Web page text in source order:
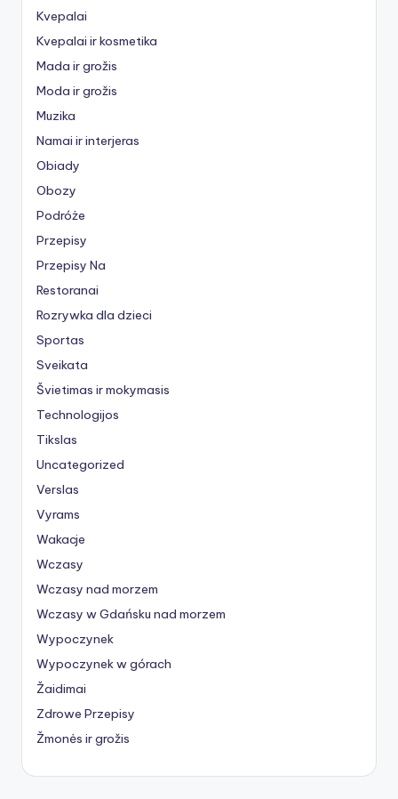
Kvepalai
Kvepalai ir kosmetika
Mada ir grožis
Moda ir grožis
Muzika
Namai ir interjeras
Obiady
Obozy
Podróże
Przepisy
Przepisy Na
Restoranai
Rozrywka dla dzieci
Sportas
Sveikata
Švietimas ir mokymasis
Technologijos
Tikslas
Uncategorized
Verslas
Vyrams
Wakacje
Wczasy
Wczasy nad morzem
Wczasy w Gdańsku nad morzem
Wypoczynek
Wypoczynek w górach
Žaidimai
Zdrowe Przepisy
Žmonės ir grožis